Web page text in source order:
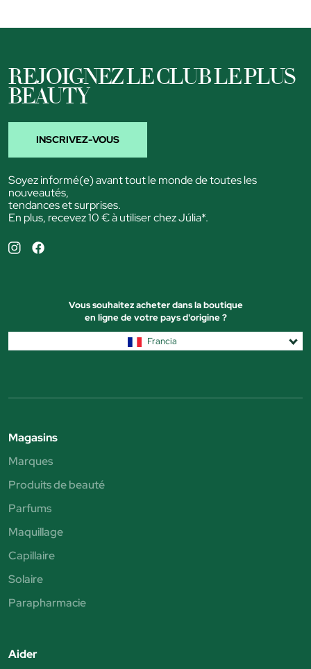
REJOIGNEZ LE CLUB LE PLUS
BEAUTY
INSCRIVEZ-VOUS
Soyez informé(e) avant tout le monde de toutes les
nouveautés,
tendances et surprises.
En plus, recevez 10 € à utiliser chez Júlia*.
Vous souhaitez acheter dans la boutique
en ligne de votre pays d'origine ?
Francia
Magasins
Marques
Produits de beauté
Parfums
Maquillage
Capillaire
Solaire
Parapharmacie
Aider